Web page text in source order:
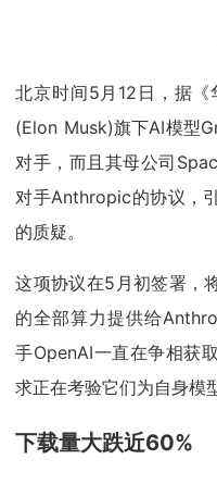
北京时间5月12日，据《
(Elon Musk)旗下AI模型
对手，而且其母公司
对手Anthropic的协议，
的质疑。
这项协议在5月初签署，
的全部算力提供给
手OpenAI一直在争相获
求正在考验它们为自身模
下载量大跌近60%